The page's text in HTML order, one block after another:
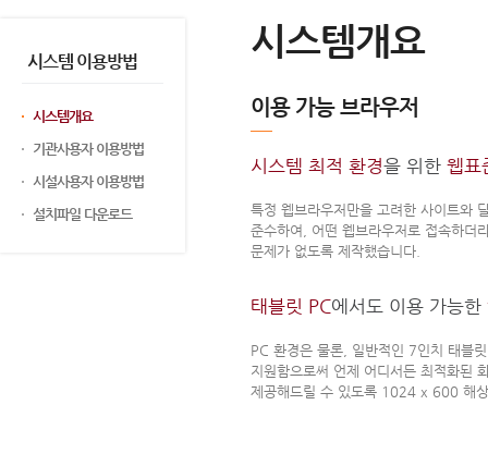
시스템 이용방법
시스템개요
기관사용자 이용방법
시설사용자 이용방법
설치파일 다운로드
시스템개요
이용 가능 브라우저
시스템 최적 환경을 위한 웹표
특정 웹브라우저만을 고려한 사이트와
준수하여, 어떤 웹브라우저로 접속하더
문제가 없도록 제작했습니다.
태블릿 PC에서도 이용 가능한
PC 환경은 물론, 일반적인 7인치 태블
지원함으로써 언제 어디서든 최적화된
제공해드릴 수 있도록 1024 x 600 해